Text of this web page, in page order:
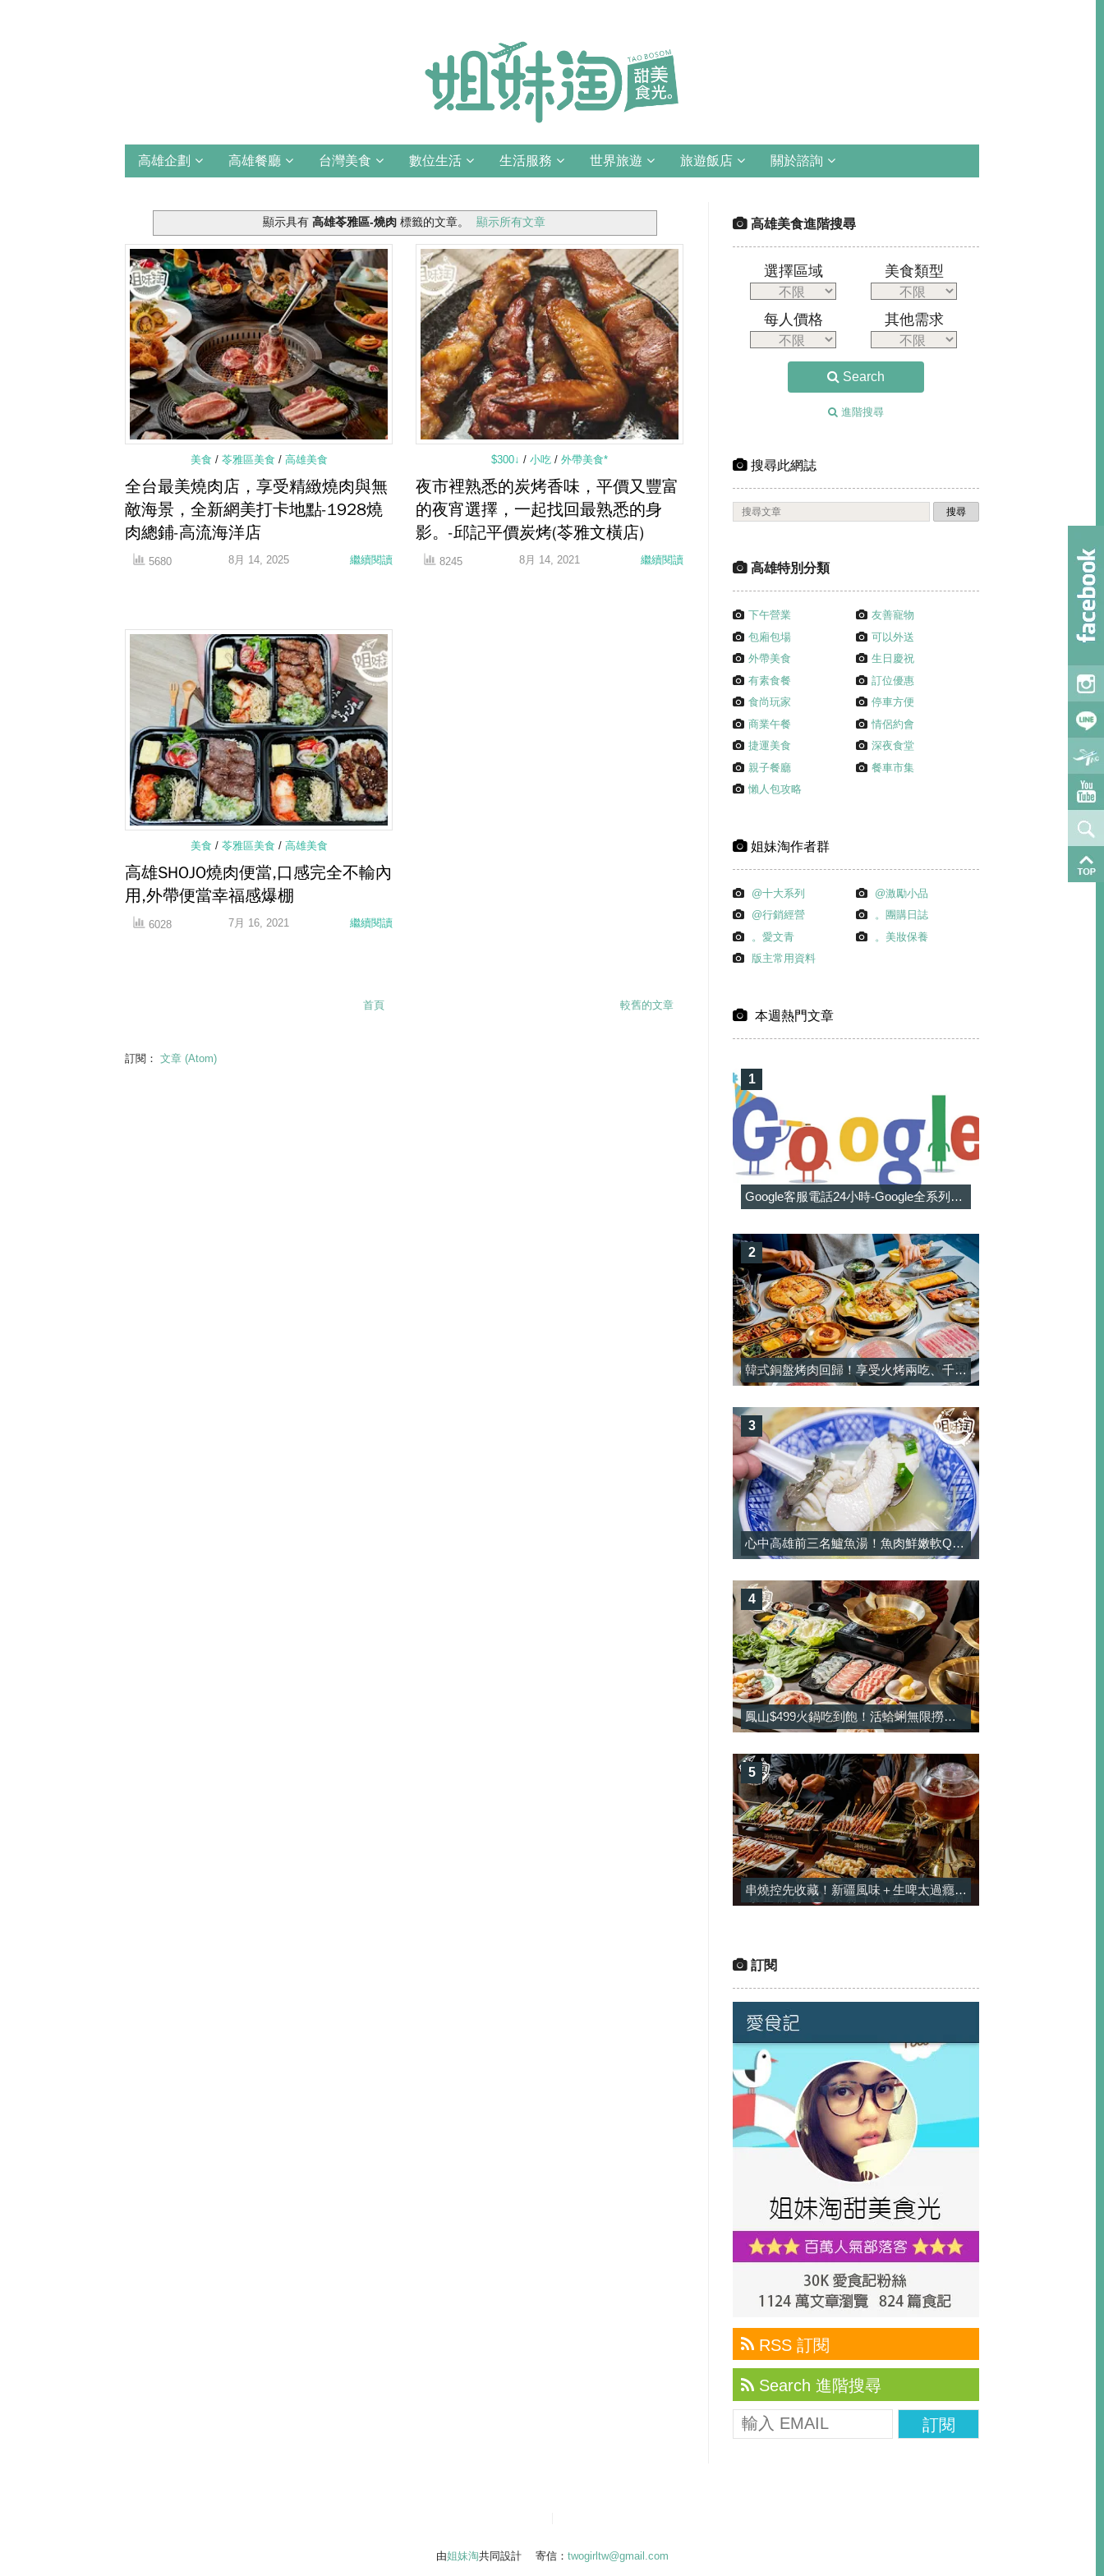
高雄企劃 高雄餐廳 台灣美食 數位生活 生活服務 世界旅遊 旅遊飯店 關於諮詢
顯示具有 高雄苓雅區-燒肉標籤的文章。 顯示所有文章
美食 / 苓雅區美食 / 高雄美食
全台最美燒肉店，享受精緻燒肉與無
敵海景，全新網美打卡地點-1928燒
肉總鋪-高流海洋店
5680 8月 14, 2025 繼續閱讀
$300↓ / 小吃 / 外帶美食*
夜市裡熟悉的炭烤香味，平價又豐富
的夜宵選擇，一起找回最熟悉的身
影。-邱記平價炭烤(苓雅文橫店)
8245 8月 14, 2021 繼續閱讀
美食 / 苓雅區美食 / 高雄美食
高雄SHOJO燒肉便當,口感完全不輸內
用,外帶便當幸福感爆棚
6028 7月 16, 2021 繼續閱讀
較舊的文章
首頁
訂閱： 文章 (Atom)
高雄美食進階搜尋
選擇區域
每人價格
美食類型
其他需求
Search
進階搜尋
搜尋此網誌
高雄特別分類
下午營業
友善寵物
包廂包場
可以外送
外帶美食
生日慶祝
有素食餐
訂位優惠
食尚玩家
停車方便
商業午餐
情侶約會
捷運美食
深夜食堂
親子餐廳
餐車市集
懶人包攻略
姐妹淘作者群
@十大系列
@激勵小品
@行銷經營
。團購日誌
。愛文青
。美妝保養
版主常用資料
本週熱門文章
Google客服電話24小時-Google全系列客服電話信箱一覽表
1
韓式銅盤烤肉回歸！享受火烤兩吃、千元有找和牛與韓料吃到飽-韓屋村精緻銅盤烤肉
2
心中高雄前三名鱸魚湯！魚肉鮮嫩軟Q彈，湯頭濃郁純正熬煮！-大港鱸魚湯
3
鳳山$499火鍋吃到飽！活蛤蜊無限撈＋酸菜魚鍋免加價太佛，甜點還有雪淇冰無限吃-饗禾記
4
串燒控先收藏！新疆風味＋生啤太過癮，一串平均只要$25-酒精烤場
5
訂閱
RSS 訂閱
Search 進階搜尋
由姐妹淘共同設計 寄信： twogirltw@gmail.com